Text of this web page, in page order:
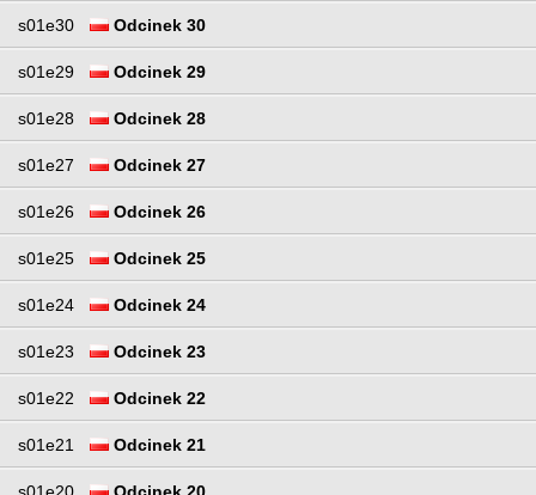
s01e30 Odcinek 30
s01e29 Odcinek 29
s01e28 Odcinek 28
s01e27 Odcinek 27
s01e26 Odcinek 26
s01e25 Odcinek 25
s01e24 Odcinek 24
s01e23 Odcinek 23
s01e22 Odcinek 22
s01e21 Odcinek 21